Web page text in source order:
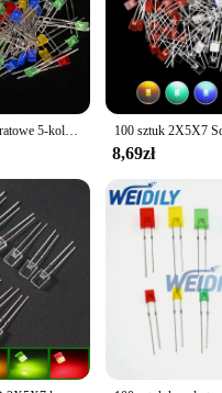
these diodes are known for
are built to withstand the
while providing ample
available in sets, making
for both wholesale and retail
and property, ensuring
indoor and outdoor use.
2x3x4 2x5x7 kwadratowe 5-kolorowe krótkie nogi-dioda emitująca LED w linii koraliki do lampy w pudełku/w workach na zestaw do DIA Arduino
8,69zł